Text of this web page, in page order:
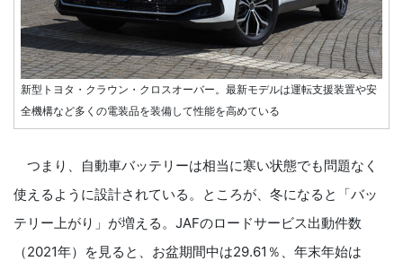
新型トヨタ・クラウン・クロスオーバー。最新モデルは運転支援装置や安
全機構など多くの電装品を装備して性能を高めている
つまり、自動車バッテリーは相当に寒い状態でも問題なく
使えるように設計されている。ところが、冬になると「バッ
テリー上がり」が増える。JAFのロードサービス出動件数
（2021年）を見ると、お盆期間中は29.61％、年末年始は